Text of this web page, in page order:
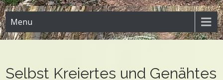
Menu
Selbst Kreiertes und Genähtes